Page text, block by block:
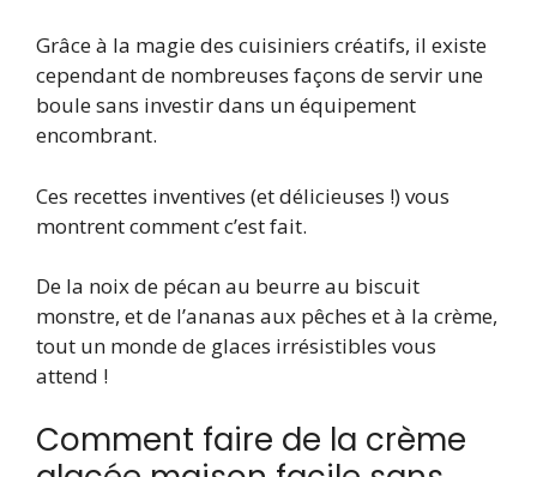
Grâce à la magie des cuisiniers créatifs, il existe
cependant de nombreuses façons de servir une
boule sans investir dans un équipement
encombrant.
Ces recettes inventives (et délicieuses !) vous
montrent comment c’est fait.
De la noix de pécan au beurre au biscuit
monstre, et de l’ananas aux pêches et à la crème,
tout un monde de glaces irrésistibles vous
attend !
Comment faire de la crème